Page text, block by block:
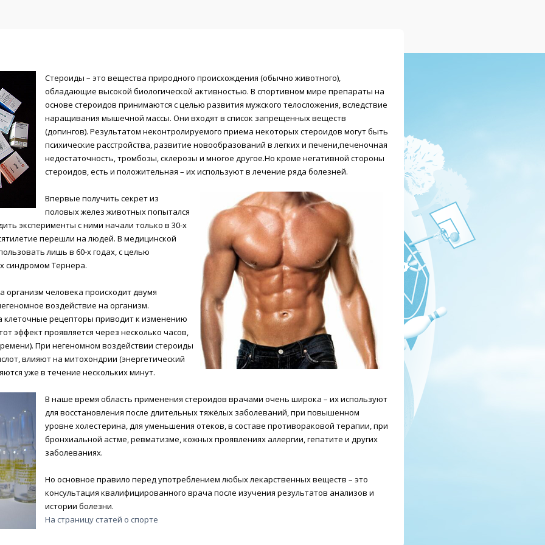
Стероиды – это вещества природного происхождения (обычно животного),
обладающие высокой биологической активностью. В спортивном мире препараты на
основе стероидов принимаются с целью развития мужского телосложения, вследствие
наращивания мышечной массы. Они входят в список запрещенных веществ
(допингов). Результатом неконтролируемого приема некоторых стероидов могут быть
психические расстройства, развитие новообразований в легких и печени,печеночная
недостаточность, тромбозы, склерозы и многое другое.Но кроме негативной стороны
стероидов, есть и положительная – их используют в лечение ряда болезней.
Впервые получить секрет из
половых желез животных попытался
эксперименты с ними начали только в 30-х
перешли на людей. В медицинской
лишь в 60-х годах, с целью
синдромом Тернера.
человека происходит двумя
воздействие на организм.
клеточные рецепторы приводит к изменению
эффект проявляется через несколько часов,
При негеномном воздействии стероиды
влияют на митохондрии (энергетический
уже в течение нескольких минут.
В наше время область применения стероидов врачами очень широка – их используют
для восстановления после длительных тяжёлых заболеваний, при повышенном
уровне холестерина, для уменьшения отеков, в составе противораковой терапии, при
бронхиальной астме, ревматизме, кожных проявлениях аллергии, гепатите и других
заболеваниях.
Но основное правило перед употреблением любых лекарственных веществ – это
консультация квалифицированного врача после изучения результатов анализов и
истории болезни.
На страницу статей о спорте